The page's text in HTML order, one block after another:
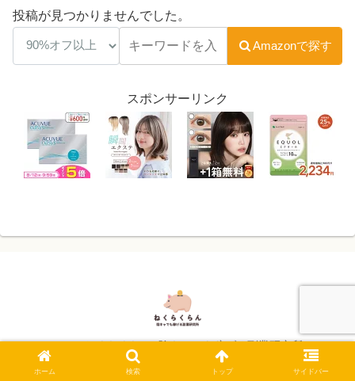
投稿が見つかりませんでした。
Amazonで探す
スポンサーリンク
© 2024 ねくらくらん -陰キャでも稼げる副業研究所-.
ホーム 検索 トップ サイドバー